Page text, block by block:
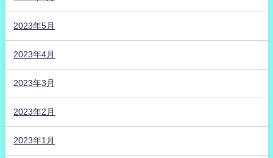
2023年5月
2023年4月
2023年3月
2023年2月
2023年1月